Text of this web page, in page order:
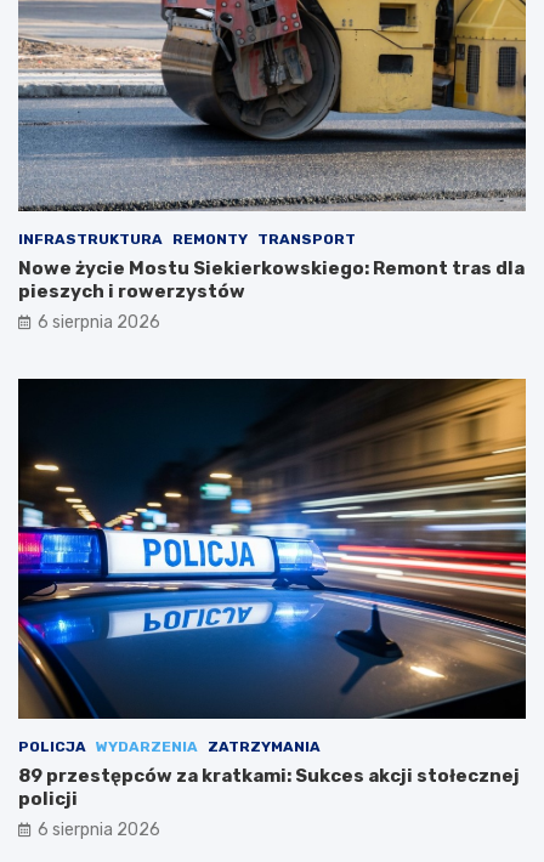
INFRASTRUKTURA REMONTY TRANSPORT
Nowe życie Mostu Siekierkowskiego: Remont tras dla
pieszych i rowerzystów
6 sierpnia 2026
POLICJA WYDARZENIA ZATRZYMANIA
89 przestępców za kratkami: Sukces akcji stołecznej
policji
6 sierpnia 2026